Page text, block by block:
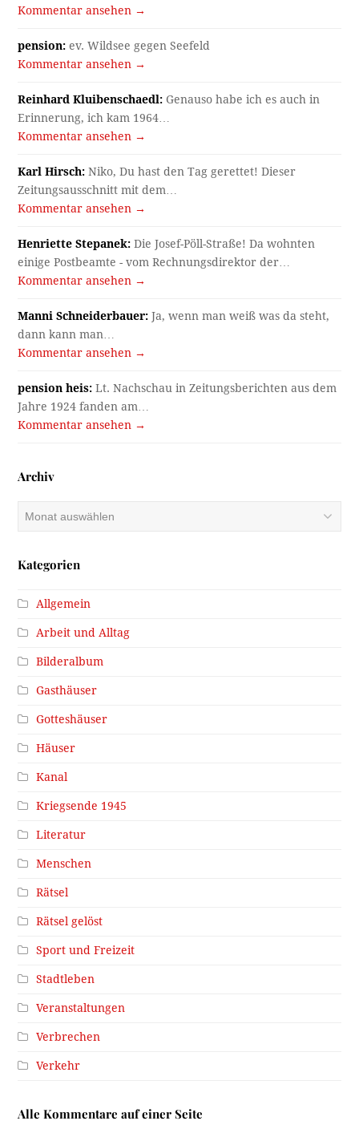
Kommentar ansehen →
pension: ev. Wildsee gegen Seefeld
Kommentar ansehen →
Reinhard Kluibenschaedl: Genauso habe ich es auch in
Erinnerung, ich kam 1964…
Kommentar ansehen →
Karl Hirsch: Niko, Du hast den Tag gerettet! Dieser
Zeitungsausschnitt mit dem…
Kommentar ansehen →
Henriette Stepanek: Die Josef-Pöll-Straße! Da wohnten
einige Postbeamte - vom Rechnungsdirektor der…
Kommentar ansehen →
Manni Schneiderbauer: Ja, wenn man weiß was da steht,
dann kann man…
Kommentar ansehen →
pension heis: Lt. Nachschau in Zeitungsberichten aus dem
Jahre 1924 fanden am…
Kommentar ansehen →
Archiv
Kategorien
Allgemein
Arbeit und Alltag
Bilderalbum
Gasthäuser
Gotteshäuser
Häuser
Kanal
Kriegsende 1945
Literatur
Menschen
Rätsel
Rätsel gelöst
Sport und Freizeit
Stadtleben
Veranstaltungen
Verbrechen
Verkehr
Alle Kommentare auf einer Seite